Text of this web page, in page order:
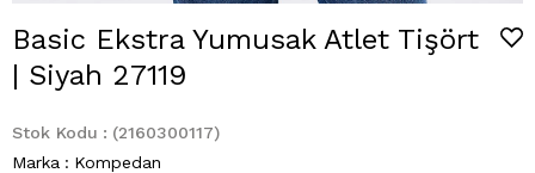
Basic Ekstra Yumusak Atlet Tişört
| Siyah 27119
Stok Kodu
(2160300117)
Marka : Kompedan